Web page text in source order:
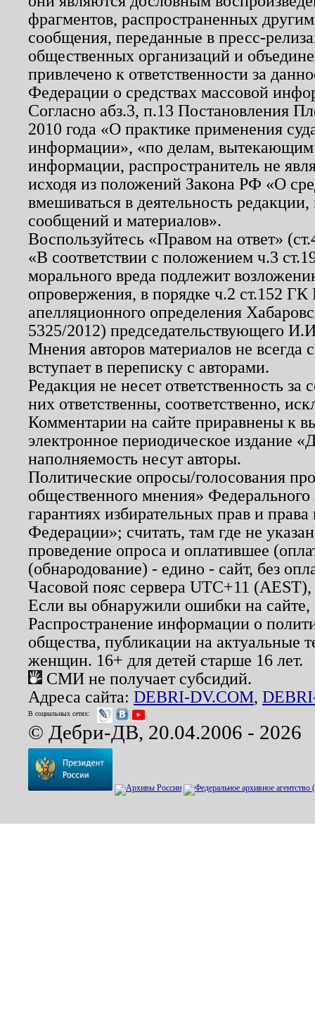
фрагментов, распространенных
сообщения, переданные в пресс-
общественных организаций и
привлечено к ответственности за
Федерации о средствах массовой
Согласно абз.3, п.13 Постановления
2010 года «О практике применения
информации», «по делам, вытекающим
информации, распространитель не
исходя из положений Закона РФ «О
вмешиваться в деятельность
сообщений и материалов».
Воспользуйтесь «Правом на ответ»
«В соответствии с положением ч.3
морального вреда подлежит
опровержения, в порядке ч.2 ст.152
апелляционного определения
5325/2012) председательствующего
Мнения авторов материалов не
вступает в переписку с авторами.
Редакция не несет ответственность
них ответственны, соответственно,
Комментарии на сайте приравнены к
электронное периодическое издание
наполняемость несут авторы.
Политические опросы/голосования
общественного мнения»
гарантиях избирательных прав и
Федерации»; считать, там где не
проведение опроса и оплатившее
(обнародование) - едино - сайт, без
Часовой пояс сервера UTC+11
Если вы обнаружили ошибки на
Распространение информации о
общества, публикации на актуальные
женщин. 16+ для детей старше 16 лет.
СМИ не получает субсидий.
Адреса сайта: DEBRI-DV.COM,
В социальных сетях:
© Дебри-ДВ, 20.04.2006 - 2026